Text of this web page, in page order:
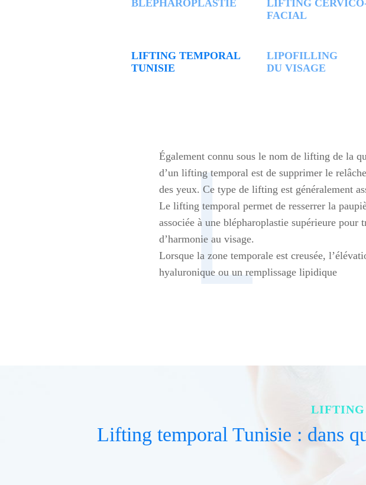
BLÉPHAROPLASTIE
LIFTING
FACIAL
LIFTING TEMPORAL
TUNISIE
LIPOFILLING
DU VISAGE
Également connu sous le nom de lifting de la
d’un lifting temporal est de supprimer le
des yeux. Ce type de lifting est généralement
Le lifting temporal permet de resserrer la
associée à une blépharoplastie supérieure
d’harmonie au visage.
Lorsque la zone temporale est creusée,
hyaluronique ou un remplissage lipidique
Lifting temporal Tunisie : dans